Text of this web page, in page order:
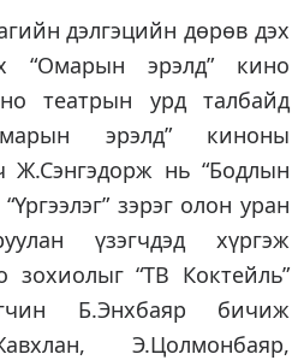
дэлгэцийн дөрөв дэх
“Омарын эрэлд” кино
театрын урд талбайд
эрэлд” киноны
Ж.Сэнгэдорж нь “Бодлын
зэрэг олон уран
үзэгчдэд хүргэж
зохиолыг “ТВ Коктейль”
Б.Энхбаяр бичиж
Э.Цолмонбаяр,